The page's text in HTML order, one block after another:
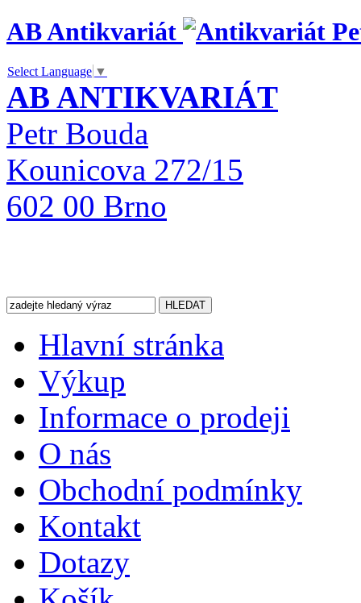
AB Antikvariát
Select Language ▼
AB ANTIKVARIÁT
Petr Bouda
Kounicova 272/15
602 00 Brno
Hlavní stránka
Výkup
Informace o prodeji
O nás
Obchodní podmínky
Kontakt
Dotazy